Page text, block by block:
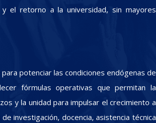
el retorno a la universidad, sin mayores
potenciar las condiciones endógenas de
fórmulas operativas que permitan la
y la unidad para impulsar el crecimiento a
investigación, docencia, asistencia técnica